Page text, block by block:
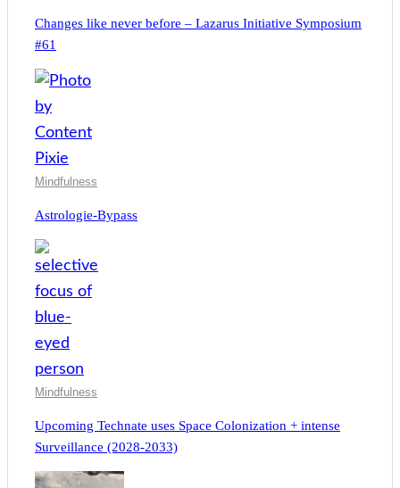
Changes like never before – Lazarus Initiative Symposium
#61
Mindfulness
Astrologie-Bypass
Mindfulness
Upcoming Technate uses Space Colonization + intense
Surveillance (2028-2033)